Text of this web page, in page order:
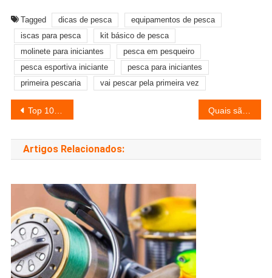
Tagged dicas de pesca
equipamentos de pesca
iscas para pesca
kit básico de pesca
molinete para iniciantes
pesca em pesqueiro
pesca esportiva iniciante
pesca para iniciantes
primeira pescaria
vai pescar pela primeira vez
Navegação
de
Post
Top 10 pesqueiros do Tocantins para pesca esportiva em 2026
Artigos Relacionados: